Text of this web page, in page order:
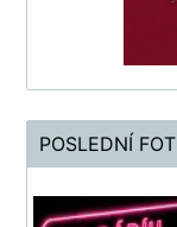
POSLEDNÍ